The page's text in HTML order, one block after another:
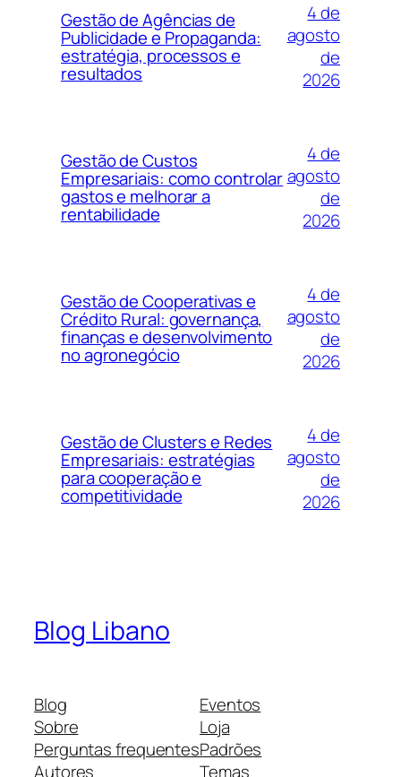
Gestão de Agências de
Publicidade e Propaganda:
estratégia, processos e
resultados
4 de
agosto
de
2026
Gestão de Custos
Empresariais: como controlar
gastos e melhorar a
rentabilidade
4 de
agosto
de
2026
Gestão de Cooperativas e
Crédito Rural: governança,
finanças e desenvolvimento
no agronegócio
4 de
agosto
de
2026
Gestão de Clusters e Redes
Empresariais: estratégias
para cooperação e
competitividade
4 de
agosto
de
2026
Blog Libano
Blog
Sobre
Perguntas frequentes
Autores
Eventos
Loja
Padrões
Temas